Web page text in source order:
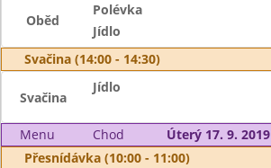
Oběd
Polévka
Jídlo
Svačina (14:00 - 14:30)
Svačina
Jídlo
Menu Chod
Úterý 17. 9. 2019
Přesnídávka (10:00 - 11:00)